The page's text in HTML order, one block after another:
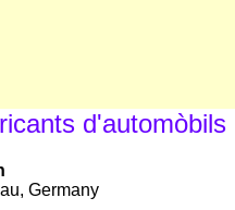
d'automòbils
Germany